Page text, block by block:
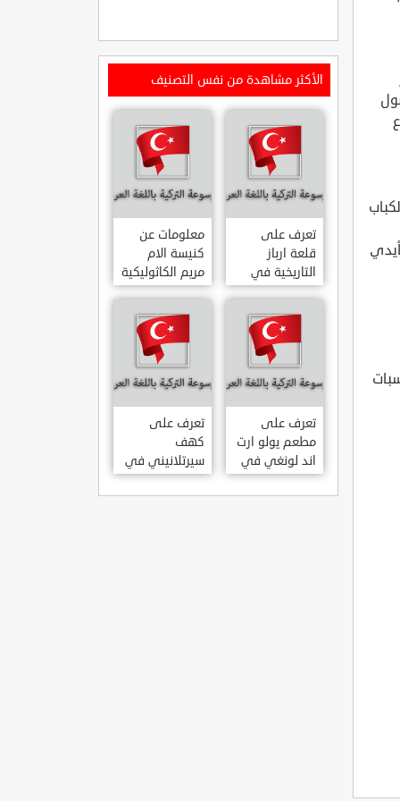
الأكثر مشاهدة من نفس التصنيف
تعرف على
قلعة ارباز
التاريخية في
ولاية ايدن.. من
القلاع الدولة
العثمانية
ARPAZ
KALESI AYDIN
معلومات عن
كنيسة الام
مريم الكاثوليكية
في هاتي .. من
معالم المدينة
التاريخية
والدينية
MERYEM ANA
KATOLIK
KILISESI
HATAY
تعرف على
مطعم يولو ارت
اند لونغي في
ازمير .. مطعم
بجدران متحف
تعرف على
كهف
سيرتلانيني في
ولاية ايدن .. من
اعاجيب الطبيعة